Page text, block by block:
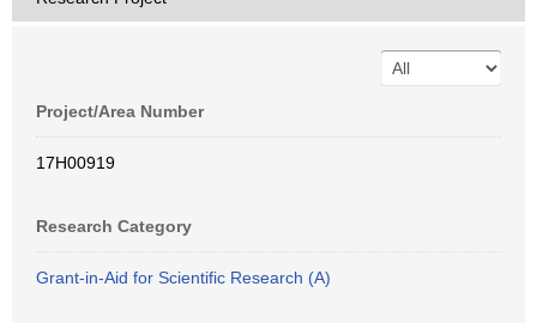
Project/Area Number
17H00919
Research Category
Grant-in-Aid for Scientific Research (A)